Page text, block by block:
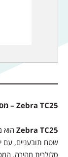
Zebra TC25 – מסופון חזק ועמיד לעסקים בשטח
Zebra TC25 הוא
שטח תובעניים, עם
סלולרית מהירה.